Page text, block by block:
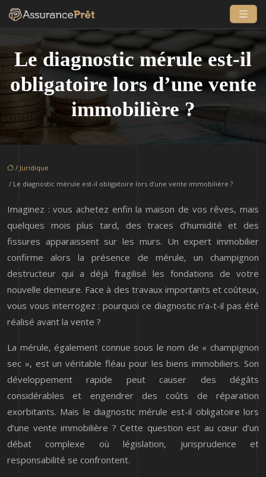
Le diagnostic mérule est-il
obligatoire lors d’une vente
immobilière ?
/ Juridique
/ Le diagnostic mérule est-il obligatoire lors d’une vente immobilière ?
Imaginez : vous achetez enfin la maison de vos rêves, mais
quelques mois plus tard, des traces d’humidité et des
fissures apparaissent sur les murs. Un expert immobilier
confirme alors la présence de mérule, un champignon
destructeur qui a déjà fragilisé les fondations de votre
nouvelle demeure. Face à des travaux importants et coûteux,
vous vous interrogez : pourquoi ce diagnostic n’a-t-il pas été
réalisé avant la vente ?
La mérule, également connue sous le nom de « champignon
sec », est un véritable fléau pour les biens immobiliers. Son
développement rapide peut causer des dégâts
considérables et engendrer des coûts de réparation
exorbitants. Mais le diagnostic mérule est-il obligatoire lors
d’une vente immobilière ? Cette question est au cœur d’un
débat complexe où législation, jurisprudence et
responsabilité se confrontent.